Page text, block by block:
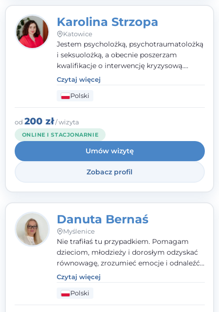
Karolina Strzopa
Katowice
Jestem psycholożką, psychotraumatolożką
i seksuolożką, a obecnie poszerzam
kwalifikacje o interwencję kryzysową.
Pracuję w nurcie terapii trzeciej fali, łącząc
metody o potwierdzonej skuteczności.
Towarzyszę młodzieży, dorosłym i parom w
radzeniu sobie z bolesnymi
doświadczeniami tak, by mogli żyć pełniej.
Czytaj więcej
Polski
od 200 zł/ wizyta
ONLINE I STACJONARNIE
Umów wizytę
Zobacz profil
Danuta Bernaś
Myślenice
Nie trafiłaś tu przypadkiem. Pomagam
dzieciom, młodzieży i dorosłym odzyskać
równowagę, zrozumieć emocje i odnaleźć
wewnętrzną siłę. Moja droga do
psychologii zaczęła się od życia - pełnego
wyzwań, które nauczyły mnie uważności,
empatii i pokory. Dziś łączę doświadczenie
Czytaj więcej
Polski